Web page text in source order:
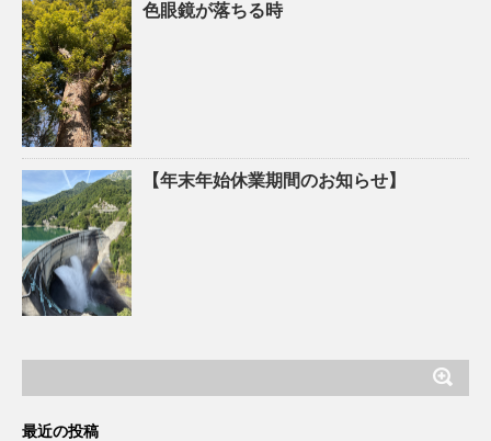
色眼鏡が落ちる時
【年末年始休業期間のお知らせ】
最近の投稿